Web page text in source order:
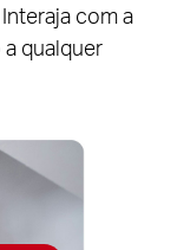
com a
qualquer